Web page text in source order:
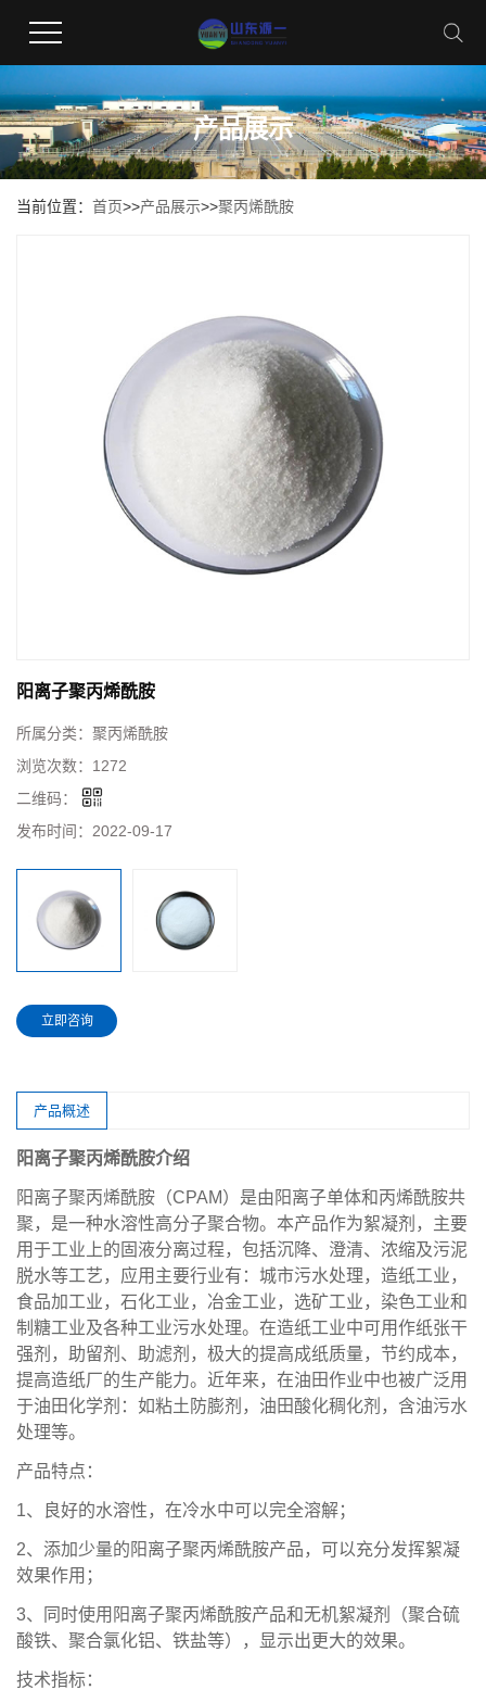
产品展示
当前位置： 首页>>产品展示>>聚丙烯酰胺
阳离子聚丙烯酰胺
所属分类： 聚丙烯酰胺
浏览次数： 1272
二维码：
发布时间： 2022-09-17
立即咨询
产品概述
阳离子聚丙烯酰胺介绍
阳离子聚丙烯酰胺（CPAM）是由阳离子单体和丙烯酰胺共
聚，是一种水溶性高分子聚合物。本产品作为絮凝剂，主要
用于工业上的固液分离过程，包括沉降、澄清、浓缩及污泥
脱水等工艺，应用主要行业有：城市污水处理，造纸工业，
食品加工业，石化工业，冶金工业，选矿工业，染色工业和
制糖工业及各种工业污水处理。在造纸工业中可用作纸张干
强剂，助留剂、助滤剂，极大的提高成纸质量，节约成本，
提高造纸厂的生产能力。近年来，在油田作业中也被广泛用
于油田化学剂：如粘土防膨剂，油田酸化稠化剂，含油污水
处理等。
产品特点：
1、良好的水溶性，在冷水中可以完全溶解；
2、添加少量的阳离子聚丙烯酰胺产品，可以充分发挥絮凝
效果作用；
3、同时使用阳离子聚丙烯酰胺产品和无机絮凝剂（聚合硫
酸铁、聚合氯化铝、铁盐等），显示出更大的效果。
技术指标：